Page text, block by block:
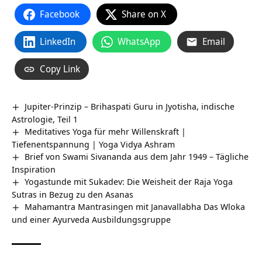
Facebook Share on X
LinkedIn WhatsApp Email
Copy Link
Jupiter-Prinzip – Brihaspati Guru in Jyotisha, indische
Astrologie, Teil 1
Meditatives Yoga für mehr Willenskraft |
Tiefenentspannung | Yoga Vidya Ashram
Brief von Swami Sivananda aus dem Jahr 1949 – Tägliche
Inspiration
Yogastunde mit Sukadev: Die Weisheit der Raja Yoga
Sutras in Bezug zu den Asanas
Mahamantra Mantrasingen mit Janavallabha Das Wloka
und einer Ayurveda Ausbildungsgruppe